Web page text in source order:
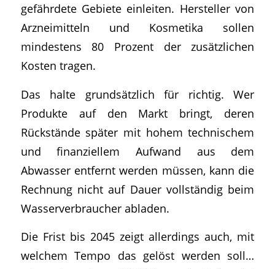
gefährdete Gebiete einleiten. Hersteller von
Arzneimitteln und Kosmetika sollen
mindestens 80 Prozent der zusätzlichen
Kosten tragen.
Das halte grundsätzlich für richtig. Wer
Produkte auf den Markt bringt, deren
Rückstände später mit hohem technischem
und finanziellem Aufwand aus dem
Abwasser entfernt werden müssen, kann die
Rechnung nicht auf Dauer vollständig beim
Wasserverbraucher abladen.
Die Frist bis 2045 zeigt allerdings auch, mit
welchem Tempo das gelöst werden soll…